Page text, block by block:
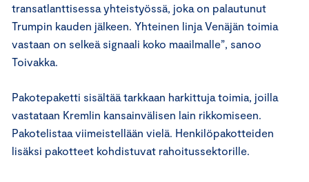
transatlanttisessa yhteistyössä, joka on palautunut
Trumpin kauden jälkeen. Yhteinen linja Venäjän toimia
vastaan on selkeä signaali koko maailmalle”, sanoo
Toivakka.
Pakotepaketti sisältää tarkkaan harkittuja toimia, joilla
vastataan Kremlin kansainvälisen lain rikkomiseen.
Pakotelistaa viimeistellään vielä. Henkilöpakotteiden
lisäksi pakotteet kohdistuvat rahoitussektorille.